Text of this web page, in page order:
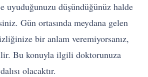
uyuduğunuzu düşündüğünüz halde
Gün ortasında meydana gelen
bir anlam veremiyorsanız,
Bu konuyla ilgili doktorunuza
olacaktır.